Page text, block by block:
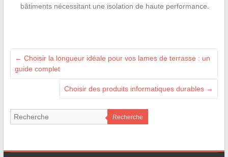
bâtiments nécessitant une isolation de haute performance.
← Choisir la longueur idéale pour vos lames de terrasse : un
guide complet
Choisir des produits informatiques durables →
Recherche